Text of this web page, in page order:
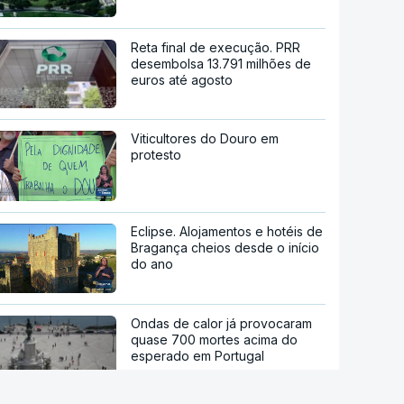
Reta final de execução. PRR
desembolsa 13.791 milhões de
euros até agosto
Viticultores do Douro em
protesto
Eclipse. Alojamentos e hotéis de
Bragança cheios desde o início
do ano
Ondas de calor já provocaram
quase 700 mortes acima do
esperado em Portugal